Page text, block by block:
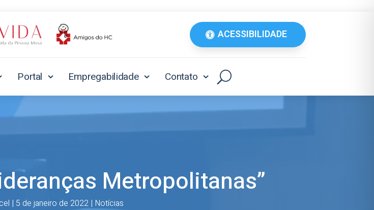
ACESSIBILIDADE
Portal Empregabilidade Contato
Metropolitanas”
| 5 de janeiro de 2022 | Notícias